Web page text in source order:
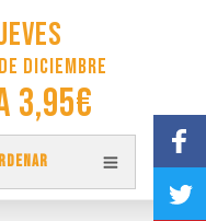
diciembre
3,95€